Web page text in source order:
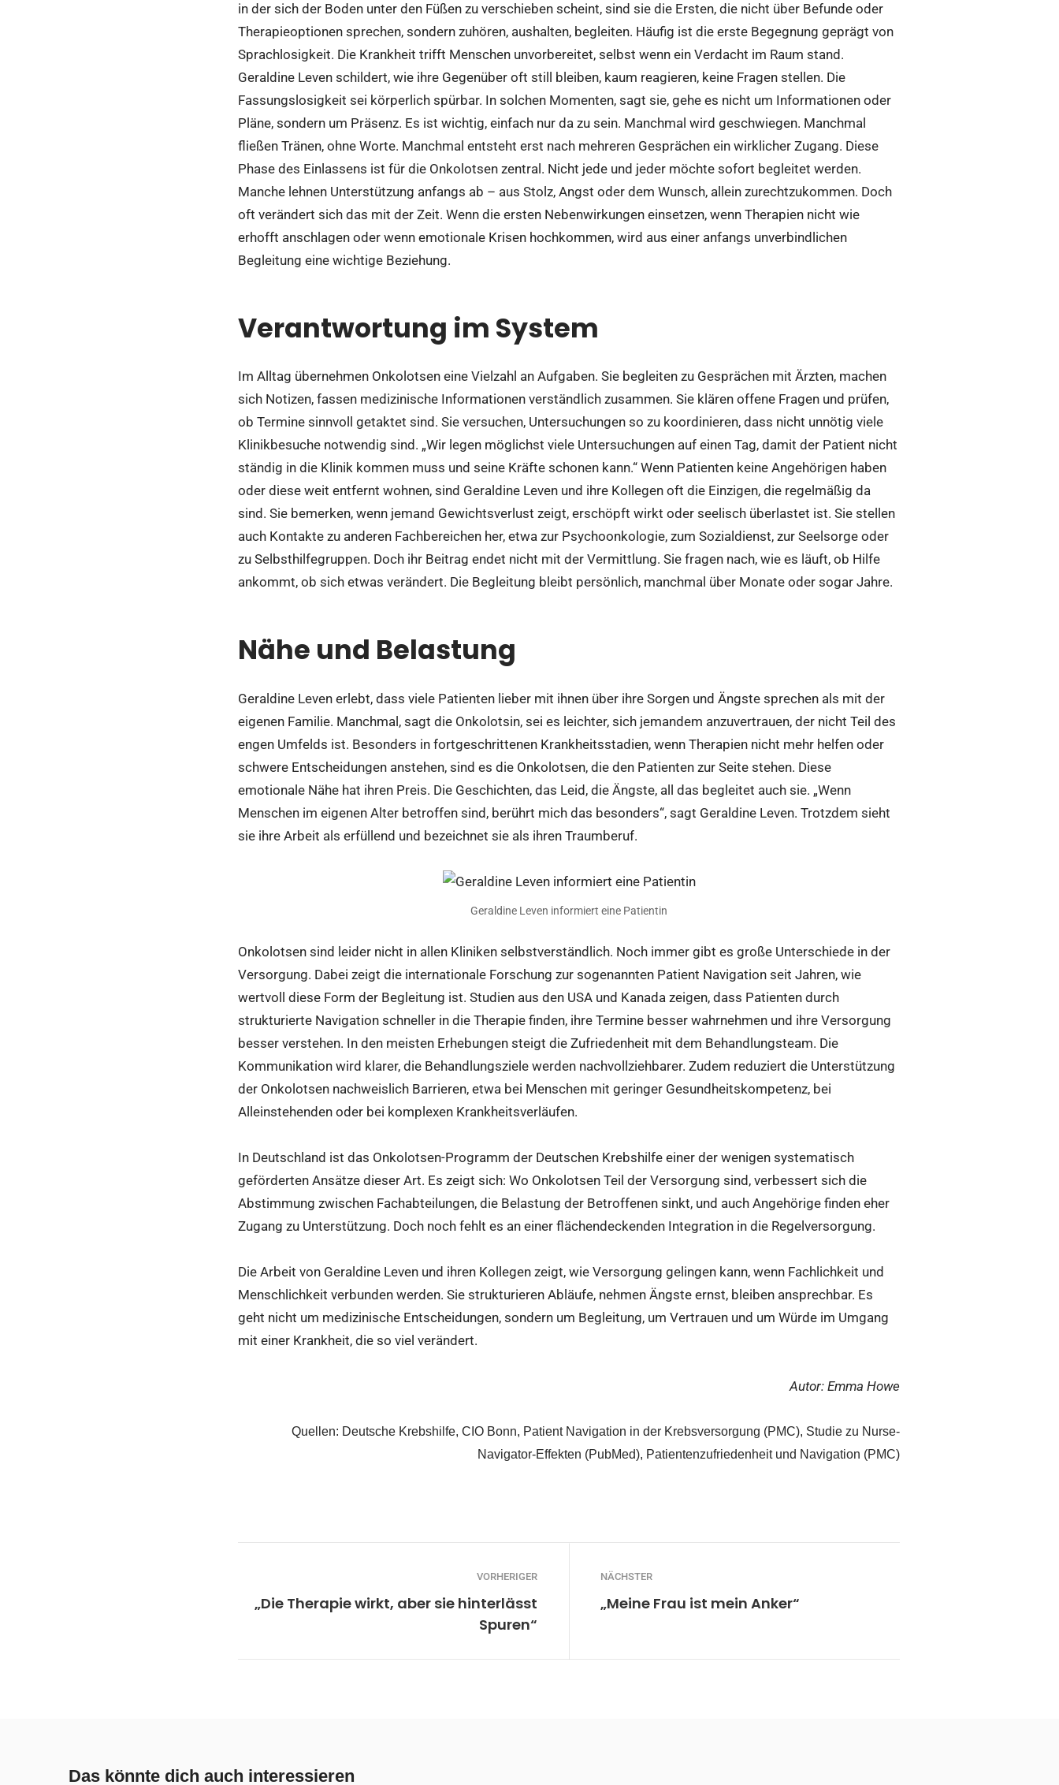
in der sich der Boden unter den Füßen zu verschieben scheint, sind sie die Ersten, die nicht über Befunde oder
Therapieoptionen sprechen, sondern zuhören, aushalten, begleiten. Häufig ist die erste Begegnung geprägt von
Sprachlosigkeit. Die Krankheit trifft Menschen unvorbereitet, selbst wenn ein Verdacht im Raum stand.
Geraldine Leven schildert, wie ihre Gegenüber oft still bleiben, kaum reagieren, keine Fragen stellen. Die
Fassungslosigkeit sei körperlich spürbar. In solchen Momenten, sagt sie, gehe es nicht um Informationen oder
Pläne, sondern um Präsenz. Es ist wichtig, einfach nur da zu sein. Manchmal wird geschwiegen. Manchmal
fließen Tränen, ohne Worte. Manchmal entsteht erst nach mehreren Gesprächen ein wirklicher Zugang. Diese
Phase des Einlassens ist für die Onkolotsen zentral. Nicht jede und jeder möchte sofort begleitet werden.
Manche lehnen Unterstützung anfangs ab – aus Stolz, Angst oder dem Wunsch, allein zurechtzukommen. Doch
oft verändert sich das mit der Zeit. Wenn die ersten Nebenwirkungen einsetzen, wenn Therapien nicht wie
erhofft anschlagen oder wenn emotionale Krisen hochkommen, wird aus einer anfangs unverbindlichen
Begleitung eine wichtige Beziehung.
Verantwortung im System
Im Alltag übernehmen Onkolotsen eine Vielzahl an Aufgaben. Sie begleiten zu Gesprächen mit Ärzten, machen
sich Notizen, fassen medizinische Informationen verständlich zusammen. Sie klären offene Fragen und prüfen,
ob Termine sinnvoll getaktet sind. Sie versuchen, Untersuchungen so zu koordinieren, dass nicht unnötig viele
Klinikbesuche notwendig sind. „Wir legen möglichst viele Untersuchungen auf einen Tag, damit der Patient nicht
ständig in die Klinik kommen muss und seine Kräfte schonen kann.“ Wenn Patienten keine Angehörigen haben
oder diese weit entfernt wohnen, sind Geraldine Leven und ihre Kollegen oft die Einzigen, die regelmäßig da
sind. Sie bemerken, wenn jemand Gewichtsverlust zeigt, erschöpft wirkt oder seelisch überlastet ist. Sie stellen
auch Kontakte zu anderen Fachbereichen her, etwa zur Psychoonkologie, zum Sozialdienst, zur Seelsorge oder
zu Selbsthilfegruppen. Doch ihr Beitrag endet nicht mit der Vermittlung. Sie fragen nach, wie es läuft, ob Hilfe
ankommt, ob sich etwas verändert. Die Begleitung bleibt persönlich, manchmal über Monate oder sogar Jahre.
Nähe und Belastung
Geraldine Leven erlebt, dass viele Patienten lieber mit ihnen über ihre Sorgen und Ängste sprechen als mit der
eigenen Familie. Manchmal, sagt die Onkolotsin, sei es leichter, sich jemandem anzuvertrauen, der nicht Teil des
engen Umfelds ist. Besonders in fortgeschrittenen Krankheitsstadien, wenn Therapien nicht mehr helfen oder
schwere Entscheidungen anstehen, sind es die Onkolotsen, die den Patienten zur Seite stehen. Diese
emotionale Nähe hat ihren Preis. Die Geschichten, das Leid, die Ängste, all das begleitet auch sie. „Wenn
Menschen im eigenen Alter betroffen sind, berührt mich das besonders“, sagt Geraldine Leven. Trotzdem sieht
sie ihre Arbeit als erfüllend und bezeichnet sie als ihren Traumberuf.
Geraldine Leven informiert eine Patientin
Onkolotsen sind leider nicht in allen Kliniken selbstverständlich. Noch immer gibt es große Unterschiede in der
Versorgung. Dabei zeigt die internationale Forschung zur sogenannten Patient Navigation seit Jahren, wie
wertvoll diese Form der Begleitung ist. Studien aus den USA und Kanada zeigen, dass Patienten durch
strukturierte Navigation schneller in die Therapie finden, ihre Termine besser wahrnehmen und ihre Versorgung
besser verstehen. In den meisten Erhebungen steigt die Zufriedenheit mit dem Behandlungsteam. Die
Kommunikation wird klarer, die Behandlungsziele werden nachvollziehbarer. Zudem reduziert die Unterstützung
der Onkolotsen nachweislich Barrieren, etwa bei Menschen mit geringer Gesundheitskompetenz, bei
Alleinstehenden oder bei komplexen Krankheitsverläufen.
In Deutschland ist das Onkolotsen-Programm der Deutschen Krebshilfe einer der wenigen systematisch
geförderten Ansätze dieser Art. Es zeigt sich: Wo Onkolotsen Teil der Versorgung sind, verbessert sich die
Abstimmung zwischen Fachabteilungen, die Belastung der Betroffenen sinkt, und auch Angehörige finden eher
Zugang zu Unterstützung. Doch noch fehlt es an einer flächendeckenden Integration in die Regelversorgung.
Die Arbeit von Geraldine Leven und ihren Kollegen zeigt, wie Versorgung gelingen kann, wenn Fachlichkeit und
Menschlichkeit verbunden werden. Sie strukturieren Abläufe, nehmen Ängste ernst, bleiben ansprechbar. Es
geht nicht um medizinische Entscheidungen, sondern um Begleitung, um Vertrauen und um Würde im Umgang
mit einer Krankheit, die so viel verändert.
Autor: Emma Howe
Quellen: Deutsche Krebshilfe, CIO Bonn, Patient Navigation in der Krebsversorgung (PMC), Studie zu Nurse-
Navigator-Effekten (PubMed), Patientenzufriedenheit und Navigation (PMC)
VORHERIGER
„Die Therapie wirkt, aber sie hinterlässt
Spuren“
NÄCHSTER
„Meine Frau ist mein Anker“
Das könnte dich auch interessieren